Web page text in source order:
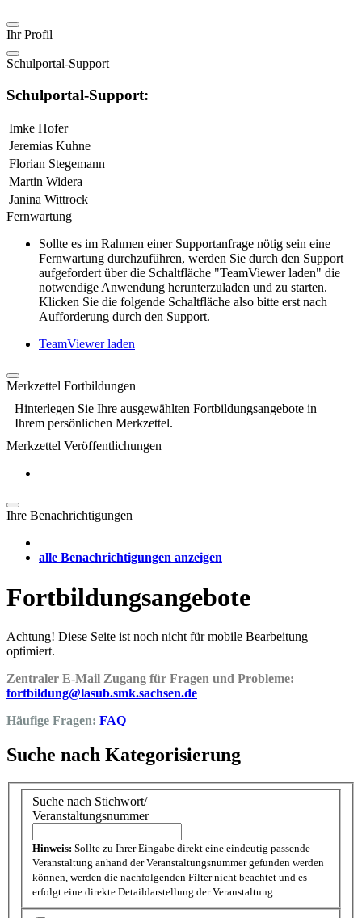
Ihr Profil
Schulportal-Support
Schulportal-Support:
Imke Hofer
Jeremias Kuhne
Florian Stegemann
Martin Widera
Janina Wittrock
Fernwartung
Sollte es im Rahmen einer Supportanfrage nötig sein eine
Fernwartung durchzuführen, werden Sie durch den Support
aufgefordert über die Schaltfläche "TeamViewer laden" die
notwendige Anwendung herunterzuladen und zu starten.
Klicken Sie die folgende Schaltfläche also bitte erst nach
Aufforderung durch den Support.
TeamViewer laden
Merkzettel Fortbildungen
Hinterlegen Sie Ihre ausgewählten Fortbildungsangebote in
Ihrem persönlichen Merkzettel.
Merkzettel Veröffentlichungen
Ihre Benachrichtigungen
alle Benachrichtigungen anzeigen
Fortbildungsangebote
Achtung! Diese Seite ist noch nicht für mobile Bearbeitung
optimiert.
Zentraler E-Mail Zugang für Fragen und Probleme:
fortbildung@lasub.smk.sachsen.de
Häufige Fragen: FAQ
Suche nach Kategorisierung
Suche nach Stichwort/
Veranstaltungsnummer
Hinweis: Sollte zu Ihrer Eingabe direkt eine eindeutig passende
Veranstaltung anhand der Veranstaltungsnummer gefunden werden
können, werden die nachfolgenden Filter nicht beachtet und es
erfolgt eine direkte Detaildarstellung der Veranstaltung.